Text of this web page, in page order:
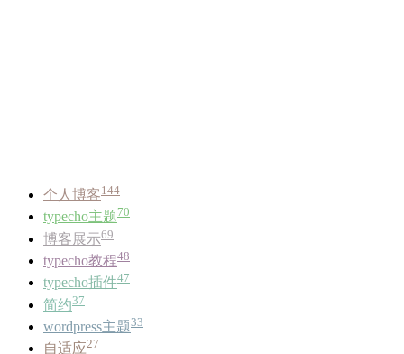
个人博客144
typecho主题70
博客展示69
typecho教程48
typecho插件47
简约37
wordpress主题33
自适应27